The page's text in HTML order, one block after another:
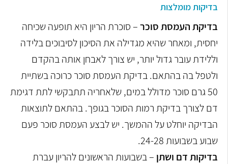
בדיקות מומלצות
בדיקת העמסת סוכר– סוכרת הריון היא תופעה שכיחה
יחסית, ומאחר שהיא מגדילה את הסיכון לסיבוכים בלידה
וללידת עובר גדול יותר, יש צורך לאבחן אותה בהקדם
ולטפל בה בהתאם. בדיקת העמסת סוכר כרוכה בשתיית
50 גרם סוכר מדולל במים, שלאחריה תתבקשי לתת דגימת
דם לצורך בדיקת רמות הסוכר בגופך. בהתאם לתוצאות
הבדיקה יוחלט על ההמשך. יש לבצע העמסת סוכר פעם
שבוע בשבועות 24-28.
בדיקות דם ושתן – בשבועות הראשונים להריון עברת